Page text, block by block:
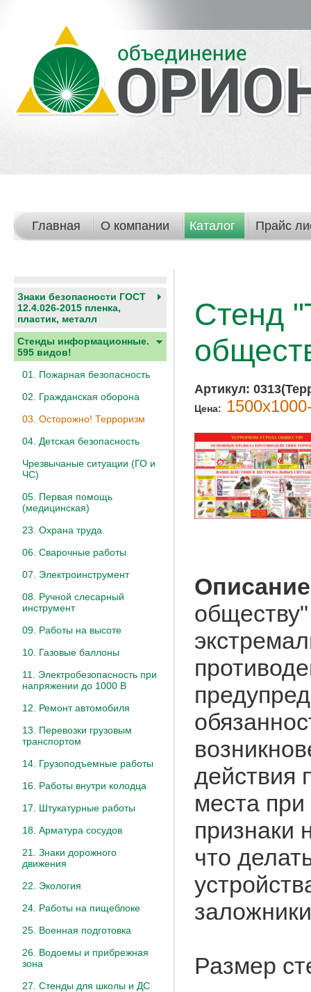
Главная О компании Каталог Прайс
Знаки безопасности ГОСТ
12.4.026-2015 пленка,
пластик, металл
Стенды информационные.
595 видов!
01. Пожарная безопасность
02. Гражданская оборона
03. Осторожно! Терроризм
04. Детская безопасность
Чрезвычаные ситуации (ГО и
ЧС)
05. Первая помощь
(медицинская)
23. Охрана труда
06. Сварочные работы
07. Электроинструмент
08. Ручной слесарный
инструмент
09. Работы на высоте
10. Газовые баллоны
11. Электробезопасность при
напряжении до 1000 В
12. Ремонт автомобиля
13. Перевозки грузовым
транспортом
14. Грузоподъемные работы
16. Работы внутри колодца
17. Штукатурные работы
18. Арматура сосудов
21. Знаки дорожного
движения
22. Экология
24. Работы на пищеблоке
25. Военная подготовка
26. Водоемы и прибрежная
зона
27. Стенды для школы и ДС
Стенд
Артикул:
Цена:
действия
места при
признаки
что
Размер